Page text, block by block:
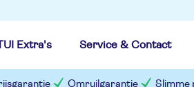
Extra's Service & Contact
Omruilgarantie Slimme